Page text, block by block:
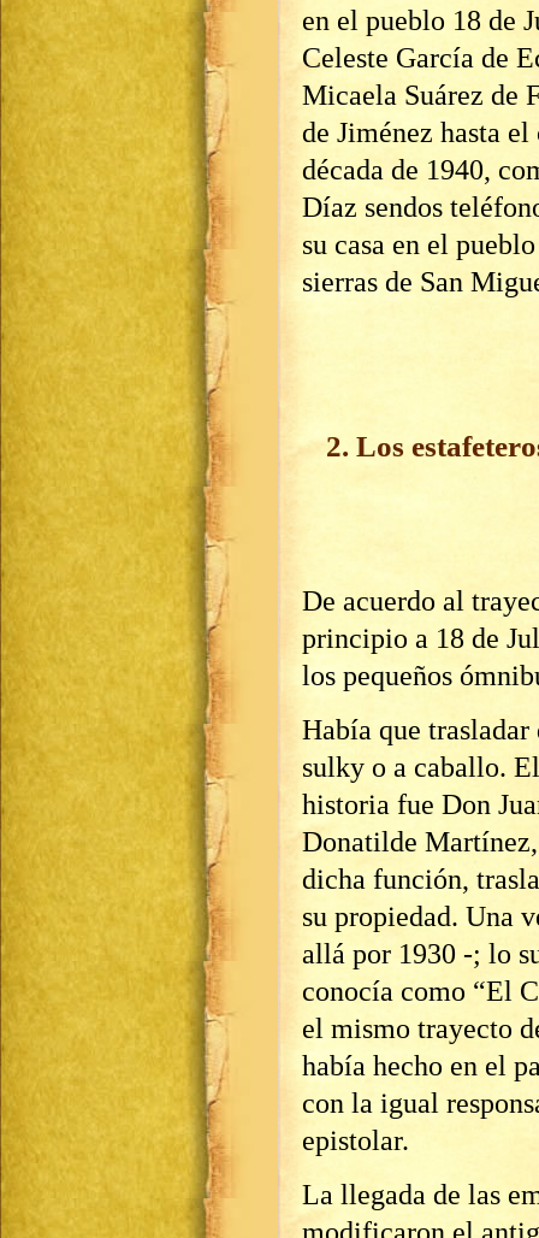
en el pueblo 18 de
Celeste García de
Micaela Suárez de
de Jiménez hasta
década de 1940,
Díaz sendos
su casa en el
sierras de San
2. Los
De acuerdo al
principio a 18 de
los pequeños
Había que trasladar
sulky o a caballo.
historia fue Don
Donatilde
dicha función,
su propiedad. Una
allá por 1930 -; lo
conocía como “El
el mismo trayecto
había hecho en el
con la igual
epistolar.
La llegada de las